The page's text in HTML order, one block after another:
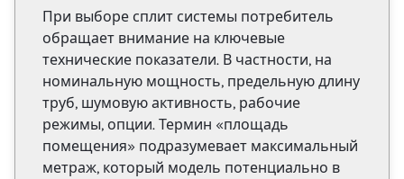
При выборе сплит системы потребитель
обращает внимание на ключевые
технические показатели. В частности, на
номинальную мощность, предельную длину
труб, шумовую активность, рабочие
режимы, опции. Термин «площадь
помещения» подразумевает максимальный
метраж, который модель потенциально в